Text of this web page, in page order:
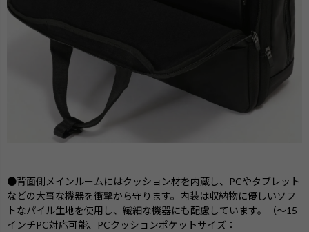
●背面側メインルームにはクッション材を内蔵し、PCやタブレット
などの大事な機器を衝撃から守ります。内装は収納物に優しいソフ
トなパイル生地を使用し、繊細な機器にも配慮しています。（～15
インチPC対応可能、PCクッションポケットサイズ：